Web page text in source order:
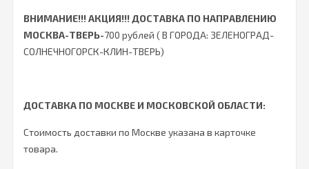
ВНИМАНИЕ!!! АКЦИЯ!!!ДОСТАВКА ПО НАПРАВЛЕНИЮ
МОСКВА-ТВЕРЬ-700 рублей ( В ГОРОДА: ЗЕЛЕНОГРАД-
СОЛНЕЧНОГОРСК-КЛИН-ТВЕРЬ)
ДОСТАВКА ПО МОСКВЕ И МОСКОВСКОЙ ОБЛАСТИ:
Стоимость доставки по Москве указана в карточке
товара.